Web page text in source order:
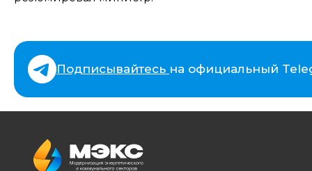
Подписывайтесь на официальный